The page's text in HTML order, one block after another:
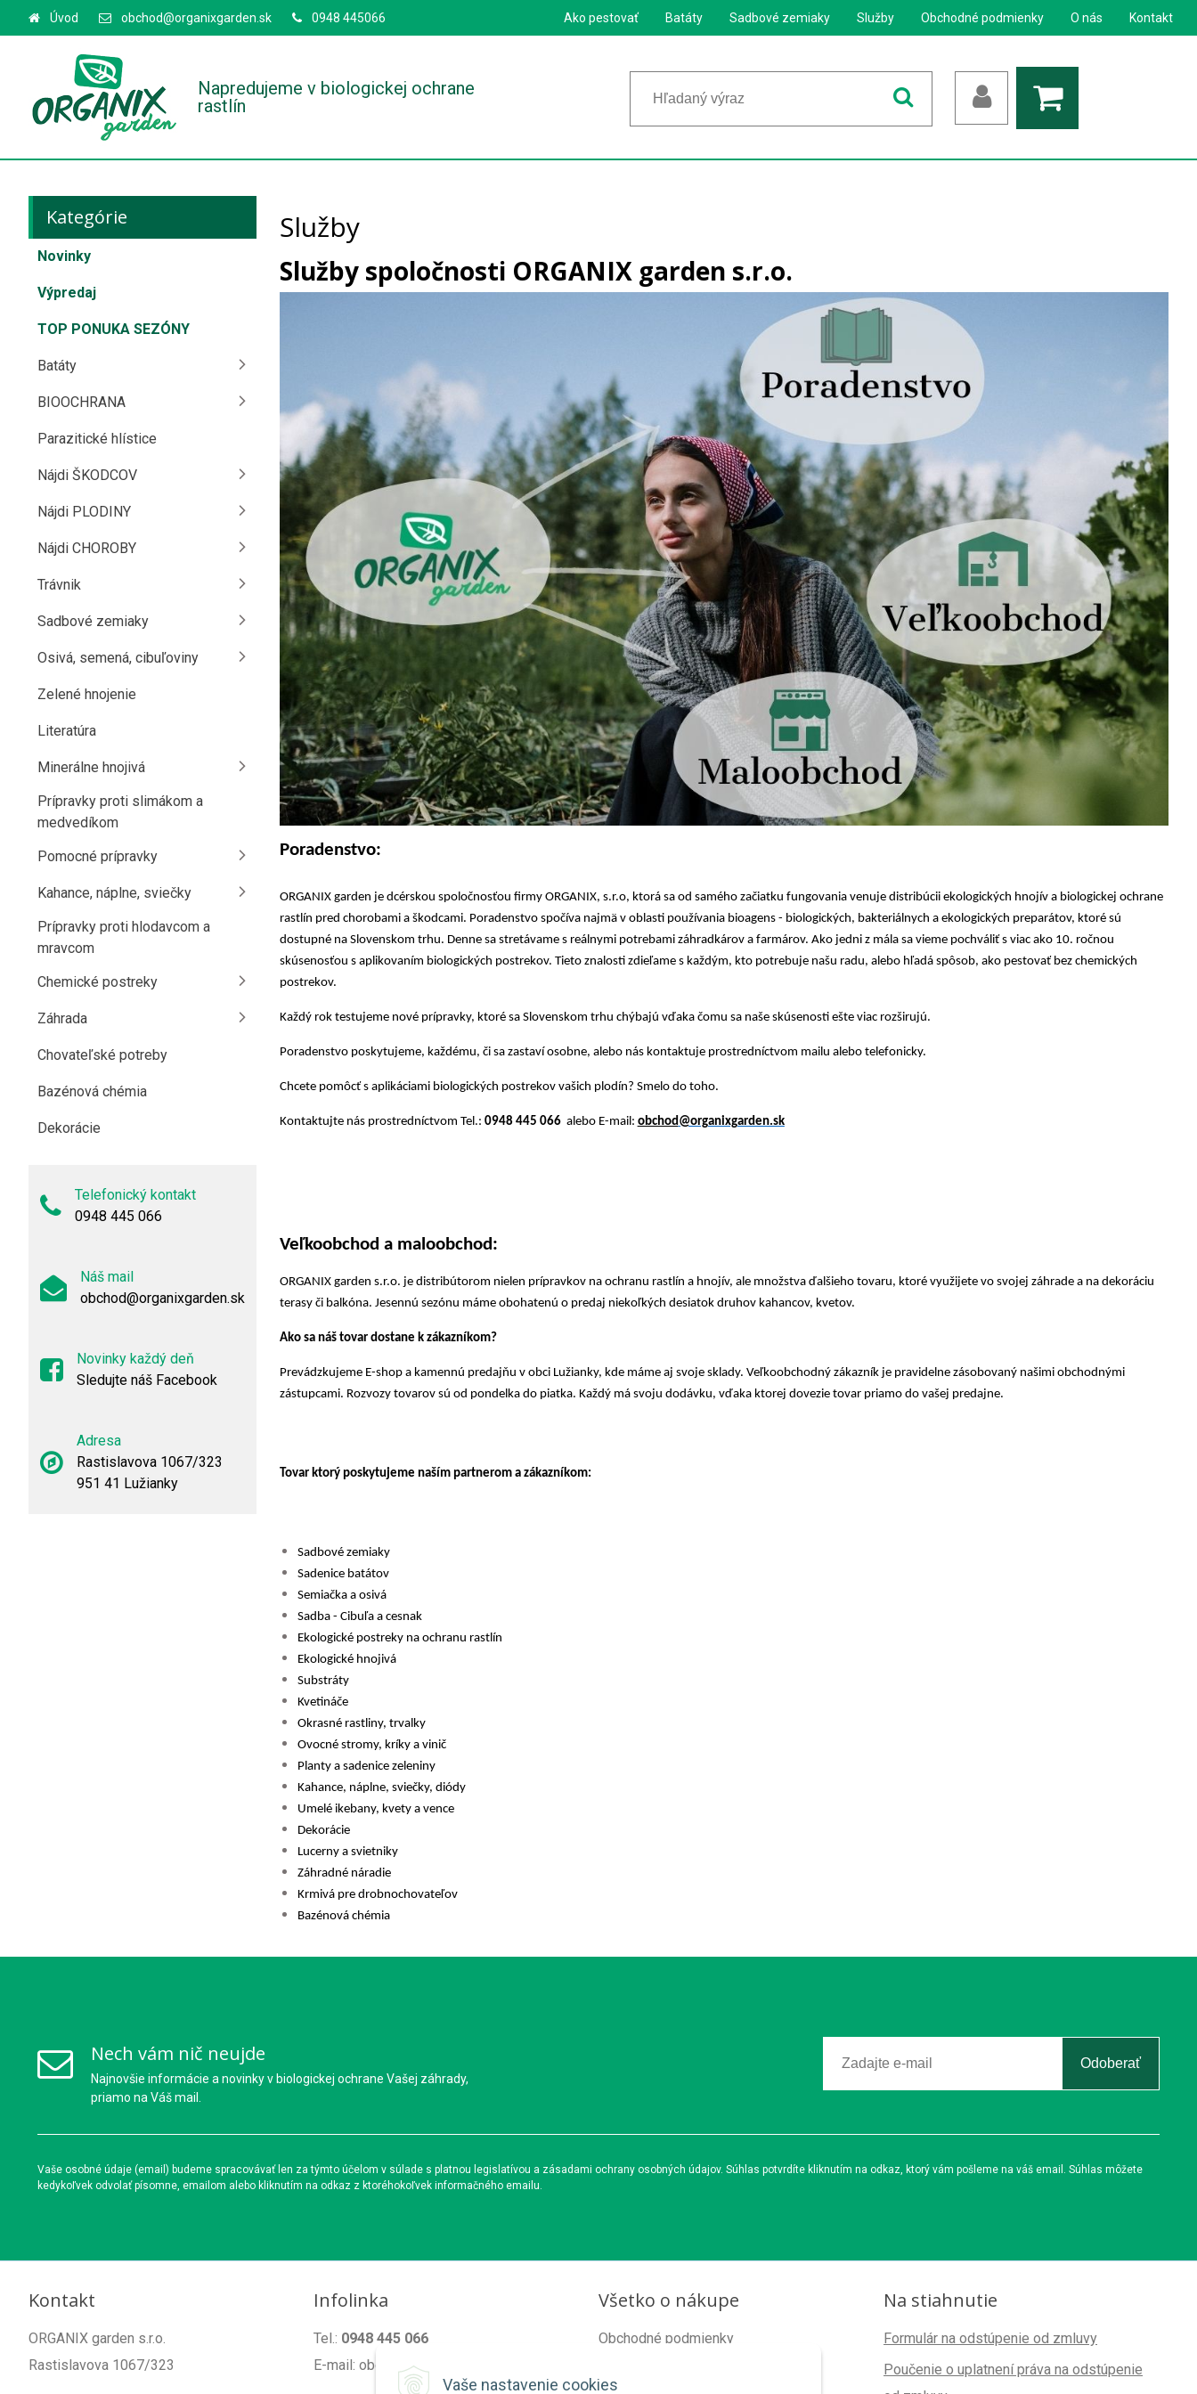
Vaše nastavenie cookies
Napredujeme v biologickej ochrane
rastlín
Úvod obchod@organixgarden.sk 0948 445066 Ako pestovať Batáty Sadbové zemiaky Služby Obchodné podmienky O nás Kontakt
Služby
Služby spoločnosti ORGANIX garden s.r.o.
Poradenstvo:
ORGANIX garden je dcérskou spoločnosťou firmy ORGANIX, s.r.o, ktorá sa od samého začiatku fungovania venuje distribúcii ekologických hnojív a biologickej ochrane
rastlín pred chorobami a škodcami. Poradenstvo spočíva najmä v oblasti používania bioagens - biologických, bakteriálnych a ekologických preparátov, ktoré sú
dostupné na Slovenskom trhu. Denne sa stretávame s reálnymi potrebami záhradkárov a farmárov. Ako jedni z mála sa vieme pochváliť s viac ako 10. ročnou
skúsenosťou s aplikovaním biologických postrekov. Tieto znalosti zdieľame s každým, kto potrebuje našu radu, alebo hľadá spôsob, ako pestovať bez chemických
postrekov.
Každý rok testujeme nové prípravky, ktoré sa Slovenskom trhu chýbajú vďaka čomu sa naše skúsenosti ešte viac rozširujú.
Poradenstvo poskytujeme, každému, či sa zastaví osobne, alebo nás kontaktuje prostredníctvom mailu alebo telefonicky.
Chcete pomôcť s aplikáciami biologických postrekov vašich plodín? Smelo do toho.
Kontaktujte nás prostredníctvom Tel.: 0948 445 066 alebo E-mail: obchod@organixgarden.sk
Veľkoobchod a maloobchod:
ORGANIX garden s.r.o. je distribútorom nielen prípravkov na ochranu rastlín a hnojív, ale množstva ďalšieho tovaru, ktoré využijete vo svojej záhrade a na dekoráciu
terasy či balkóna. Jesennú sezónu máme obohatenú o predaj niekoľkých desiatok druhov kahancov, kvetov.
Ako sa náš tovar dostane k zákazníkom?
Prevádzkujeme E-shop a kamennú predajňu v obci Lužianky, kde máme aj svoje sklady. Veľkoobchodný zákazník je pravidelne zásobovaný našimi obchodnými
zástupcami. Rozvozy tovarov sú od pondelka do piatka. Každý má svoju dodávku, vďaka ktorej dovezie tovar priamo do vašej predajne.
Tovar ktorý poskytujeme naším partnerom a zákazníkom:
Sadbové zemiaky
Sadenice batátov
Semiačka a osivá
Sadba - Cibuľa a cesnak
Ekologické postreky na ochranu rastlín
Ekologické hnojivá
Substráty
Kvetináče
Okrasné rastliny, trvalky
Ovocné stromy, kríky a vinič
Planty a sadenice zeleniny
Kahance, náplne, sviečky, diódy
Umelé ikebany, kvety a vence
Dekorácie
Lucerny a svietniky
Záhradné náradie
Krmivá pre drobnochovateľov
Bazénová chémia
Kategórie
Novinky
Výpredaj
TOP PONUKA SEZÓNY
Batáty
BIOOCHRANA
Parazitické hlístice
Nájdi ŠKODCOV
Nájdi PLODINY
Nájdi CHOROBY
Trávnik
Sadbové zemiaky
Osivá, semená, cibuľoviny
Zelené hnojenie
Literatúra
Minerálne hnojivá
Prípravky proti slimákom a
medvedíkom
Pomocné prípravky
Kahance, náplne, sviečky
Prípravky proti hlodavcom a
mravcom
Chemické postreky
Záhrada
Chovateľské potreby
Bazénová chémia
Dekorácie
Telefonický kontakt
0948 445 066
Náš mail
obchod@organixgarden.sk
Novinky každý deň
Sledujte náš Facebook
Adresa
Rastislavova 1067/323
951 41 Lužianky
Nech vám nič neujde
Najnovšie informácie a novinky v biologickej ochrane Vašej záhrady,
priamo na Váš mail.
Odoberať
Vaše osobné údaje (email) budeme spracovávať len za týmto účelom v súlade s platnou legislatívou a zásadami ochrany osobných údajov. Súhlas potvrdíte kliknutím na odkaz, ktorý vám pošleme na váš email. Súhlas môžete
kedykoľvek odvolať písomne, emailom alebo kliknutím na odkaz z ktoréhokoľvek informačného emailu.
Kontakt
ORGANIX garden s.r.o.
Rastislavova 1067/323
Infolinka
Tel.: 0948 445 066
E-mail: obchod@organixgarden.sk
Všetko o nákupe
Obchodné podmienky
Na stiahnutie
Formulár na odstúpenie od zmluvy
Poučenie o uplatnení práva na odstúpenie